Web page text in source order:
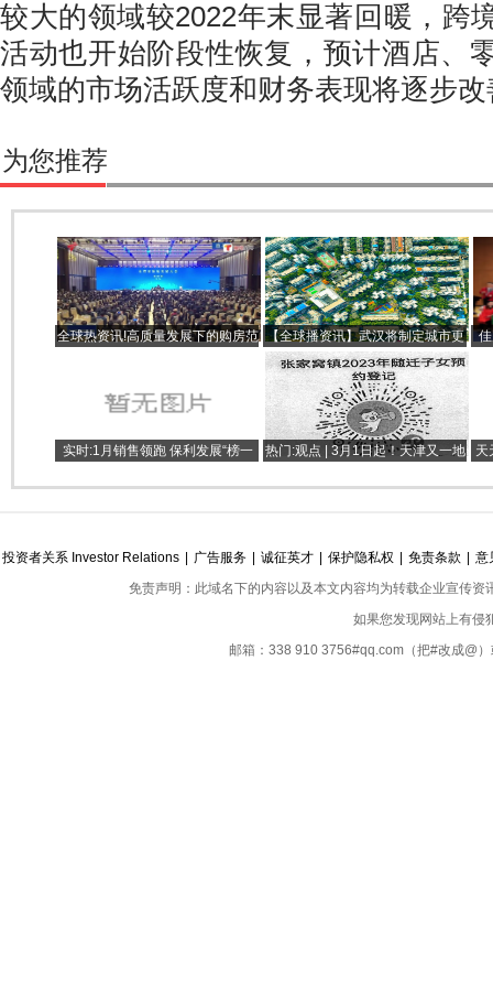
较大的领域较2022年末显著回暖，跨
活动也开始阶段性恢复，预计酒店、
领域的市场活跃度和财务表现将逐步改
为您推荐
全球热资讯!高质量发展下的购房范 【全球播资讯】武汉将制定城市更
新三年行动方案，推进32个重点单
元优化升级
实时:1月销售领跑 保利发展“榜一
热门:观点 | 3月1日起！天津又一地
天
投资者关系 Investor Relations 广告服务 诚征英才 保护隐私权 免责条款
意
免责声明：此域名下的内容以及本文内容均为转载企业宣传
如果您发现网站上有侵
邮箱：338 910 3756#qq.com（把#改成@